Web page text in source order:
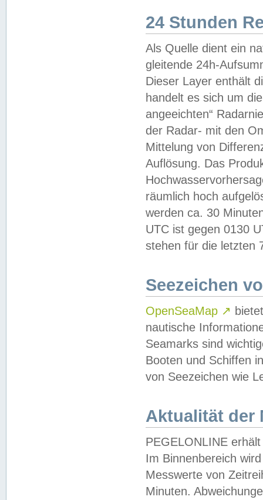
24 Stunden
Als Quelle dient ein
gleitende 24h-
Dieser Layer enthält
handelt es sich um
angeeichten“
der Radar- mit den
Mittelung von
Auflösung. Das
räumlich hoch
werden ca. 30
UTC ist gegen 0130
stehen für die letzten
Seezeichen
OpenSeaMap ↗
nautische
Seamarks sind
Booten und Schiffen
von Seezeichen wie
Aktualität der
PEGELONLINE
Im Binnenbereich
Messwerte von
Minuten.